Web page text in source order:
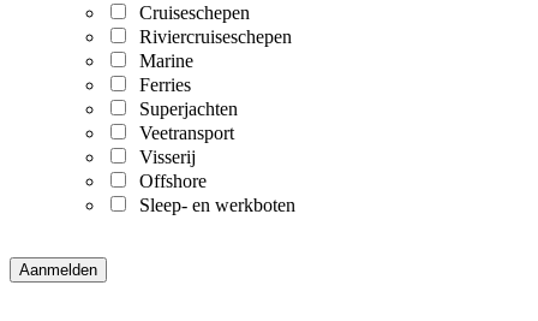
Cruiseschepen
Riviercruiseschepen
Marine
Ferries
Superjachten
Veetransport
Visserij
Offshore
Sleep- en werkboten